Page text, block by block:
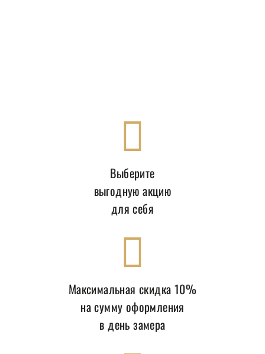
Выберите
выгодную акцию
для себя
Максимальная скидка 10%
на сумму оформления
в день замера